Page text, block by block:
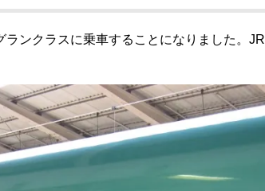
ンクラスに乗車することになりました。JR